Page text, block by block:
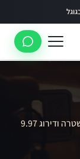
שירות מנעולן מקצועי, מהיר ואמין, עם אישור משטרה ודירוג 9.97